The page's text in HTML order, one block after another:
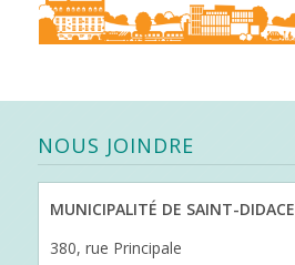
NOUS JOINDRE
MUNICIPALITÉ DE SAINT-DIDACE
380, rue Principale